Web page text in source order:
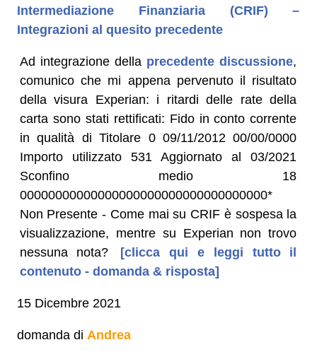
Intermediazione Finanziaria (CRIF) –
Integrazioni al quesito precedente
Ad integrazione della precedente discussione,
comunico che mi appena pervenuto il risultato
della visura Experian: i ritardi delle rate della
carta sono stati rettificati: Fido in conto corrente
in qualità di Titolare 0 09/11/2012 00/00/0000
Importo utilizzato 531 Aggiornato al 03/2021
Sconfino medio 18
00000000000000000000000000000000000*
Non Presente - Come mai su CRIF è sospesa la
visualizzazione, mentre su Experian non trovo
nessuna nota?
[clicca qui e leggi tutto il
contenuto - domanda & risposta]
15 Dicembre 2021
domanda di Andrea